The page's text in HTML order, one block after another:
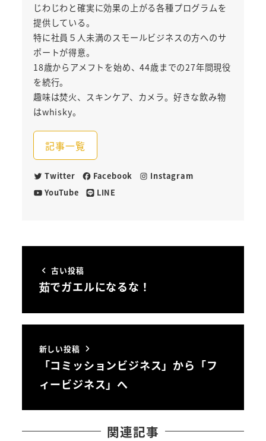
じわじわと確実に効果の上がる各種プログラムを
提供している。
特に社員５人未満のスモールビジネスの方へのサ
ポートが得意。
18歳からアメフトを始め、44歳までの27年間現役
を続行。
趣味は焚火、スキンケア、カメラ。好きな飲み物
はwhisky。
記事一覧
Twitter Facebook
Instagram
YouTube
LINE
古い投稿
茹でガエルになるな！
新しい投稿
「コミッションビジネス」から「フ
ィービジネス」へ
関連記事